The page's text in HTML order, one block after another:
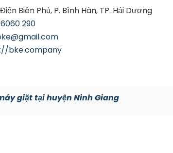
Biên Phủ, P. Bình Hàn, TP. Hải Dương
290
bke.company
giặt tại huyện Ninh Giang